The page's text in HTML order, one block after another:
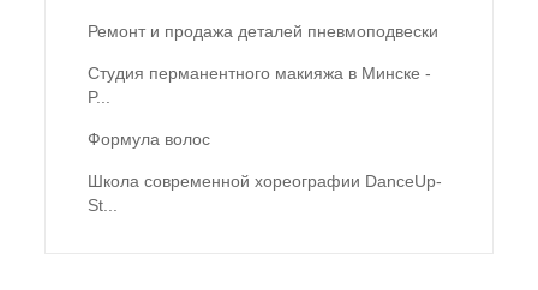
Ремонт и продажа деталей пневмоподвески
Студия перманентного макияжа в Минске -
P...
Формула волос
Школа современной хореографии DanceUp-
St...